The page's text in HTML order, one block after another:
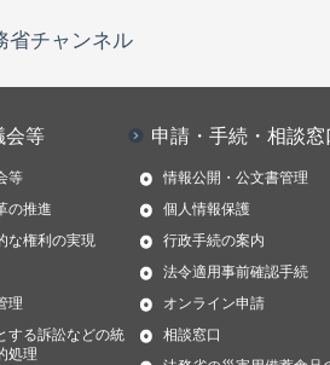
省チャンネル
会等
等
の推進
な権利の実現
理
する訴訟などの統
処理
申請・手続・相談窓
情報公開・公文書管理
個人情報保護
行政手続の案内
法令適用事前確認手続
オンライン申請
相談窓口